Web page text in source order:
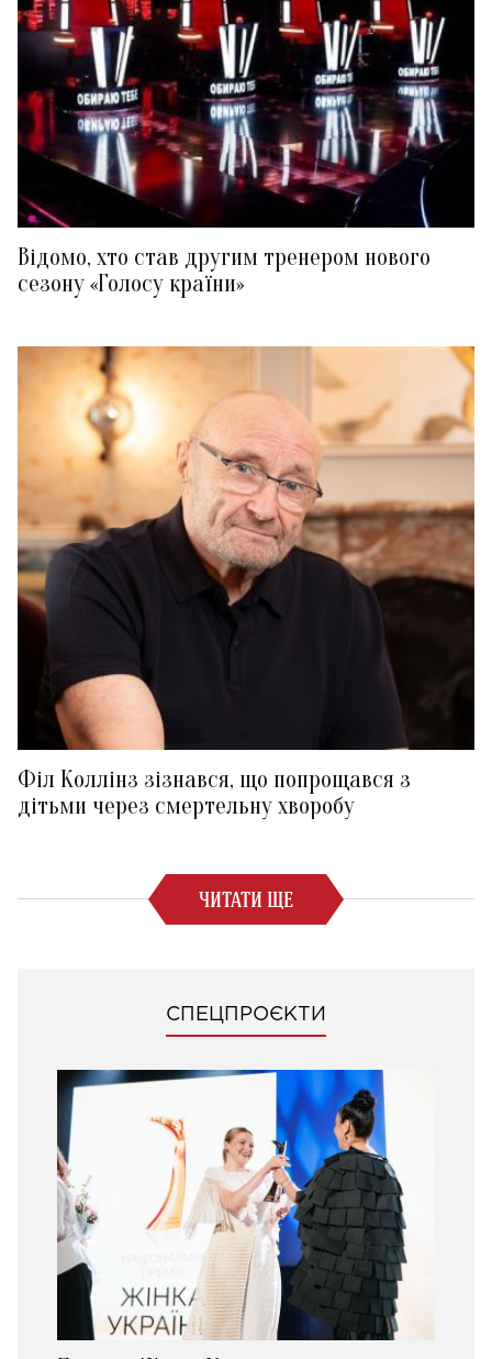
Відомо, хто став другим тренером нового
сезону «Голосу країни»
Філ Коллінз зізнався, що попрощався з
дітьми через смертельну хворобу
ЧИТАТИ ЩЕ
СПЕЦПРОЄКТИ